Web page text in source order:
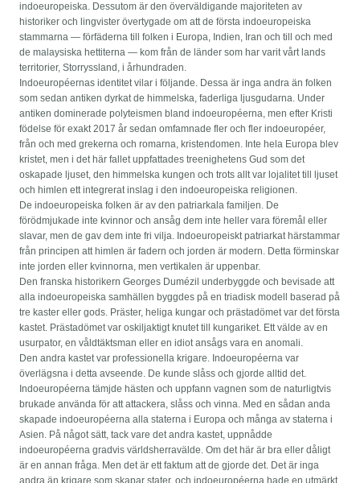
indoeuropeiska. Dessutom är den överväldigande majoriteten av
historiker och lingvister övertygade om att de första indoeuropeiska
stammarna — förfäderna till folken i Europa, Indien, Iran och till och med
de malaysiska hettiterna — kom från de länder som har varit vårt lands
territorier, Storryssland, i århundraden.
Indoeuropéernas identitet vilar i följande. Dessa är inga andra än folken
som sedan antiken dyrkat de himmelska, faderliga ljusgudarna. Under
antiken dominerade polyteismen bland indoeuropéerna, men efter Kristi
födelse för exakt 2017 år sedan omfamnade fler och fler indoeuropéer,
från och med grekerna och romarna, kristendomen. Inte hela Europa blev
kristet, men i det här fallet uppfattades treenighetens Gud som det
oskapade ljuset, den himmelska kungen och trots allt var lojalitet till ljuset
och himlen ett integrerat inslag i den indoeuropeiska religionen.
De indoeuropeiska folken är av den patriarkala familjen. De
förödmjukade inte kvinnor och ansåg dem inte heller vara föremål eller
slavar, men de gav dem inte fri vilja. Indoeuropeiskt patriarkat härstammar
från principen att himlen är fadern och jorden är modern. Detta förminskar
inte jorden eller kvinnorna, men vertikalen är uppenbar.
Den franska historikern Georges Dumézil underbyggde och bevisade att
alla indoeuropeiska samhällen byggdes på en triadisk modell baserad på
tre kaster eller gods. Präster, heliga kungar och prästadömet var det första
kastet. Prästadömet var oskiljaktigt knutet till kungariket. Ett välde av en
usurpator, en våldtäktsman eller en idiot ansågs vara en anomali.
Den andra kastet var professionella krigare. Indoeuropéerna var
överlägsna i detta avseende. De kunde slåss och gjorde alltid det.
Indoeuropéerna tämjde hästen och uppfann vagnen som de naturligtvis
brukade använda för att attackera, slåss och vinna. Med en sådan anda
skapade indoeuropéerna alla staterna i Europa och många av staterna i
Asien. På något sätt, tack vare det andra kastet, uppnådde
indoeuropéerna gradvis världsherravälde. Om det här är bra eller dåligt
är en annan fråga. Men det är ett faktum att de gjorde det. Det är inga